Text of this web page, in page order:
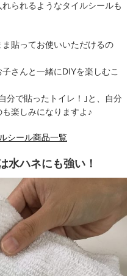
られるようなタイルシールも
貼ってお使いいただけるの
さんと一緒にDIYを楽しむこ
分で貼ったトイレ！｣と、自分
楽しみになりますよ♪
シール商品一覧
水ハネにも強い！